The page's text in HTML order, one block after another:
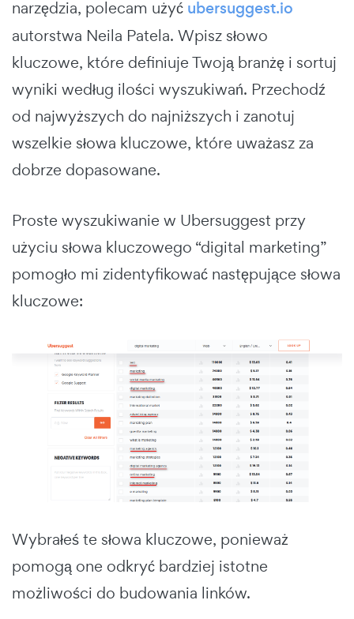
narzędzia, polecam użyć ubersuggest.io
autorstwa Neila Patela. Wpisz słowo
kluczowe, które definiuje Twoją branżę i sortuj
wyniki według ilości wyszukiwań. Przechodź
od najwyższych do najniższych i zanotuj
wszelkie słowa kluczowe, które uważasz za
dobrze dopasowane.
Proste wyszukiwanie w Ubersuggest przy
użyciu słowa kluczowego “digital marketing”
pomogło mi zidentyfikować następujące słowa
kluczowe:
Wybrałeś te słowa kluczowe, ponieważ
pomogą one odkryć bardziej istotne
możliwości do budowania linków.